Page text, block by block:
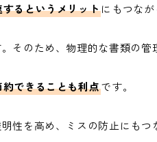
るというメリットにもつなが
そのため、物理的な書類の
できることも利点です。
性を高め、ミスの防止にも